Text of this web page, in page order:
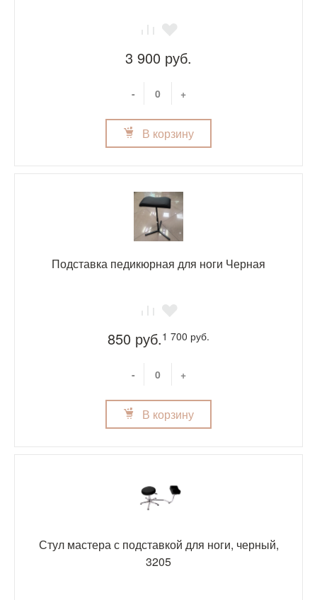
3 900 руб.
- +
В корзину
Подставка педикюрная для ноги Черная
850 руб.1 700 руб.
- +
В корзину
Стул мастера с подставкой для ноги, черный,
3205